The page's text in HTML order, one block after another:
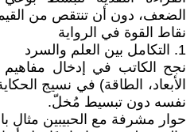
الضعف، دون أن تنتقص من
نقاط القوة في الرواية
1. التكامل بين العلم والسرد
نجح الكاتب في إدخال مفاهيم
الأبعاد، الطاقة) في نسيج
نفسه دون تبسيط مُخلّ.
حوار مشرفة مع الحبيبين مثال